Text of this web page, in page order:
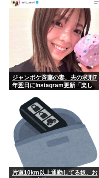
ジャンポケ斉藤の妻、夫の求刑7
年翌日にInstagram更新「楽し
片道10km以上通勤してる奴、お